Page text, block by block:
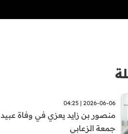
2026-06-06 | 04:25
منصور بن زايد يعزي في وفاة عبيد
جمعة الزعابي